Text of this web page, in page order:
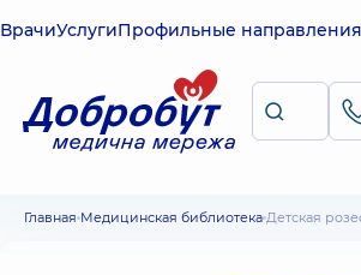
ВрачиУслугиПрофильные направления
Главная Медицинская библиотека Детская розеола или внезапная